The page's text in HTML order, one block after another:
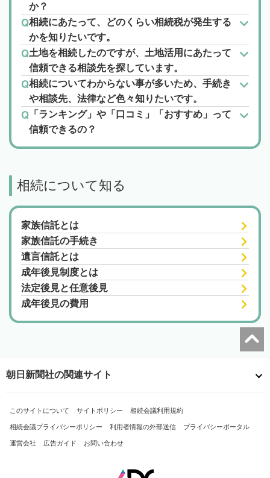
か？
相続にあたって、どのくらい相続税が発生する
かを知りたいです。
土地を相続したのですが、土地活用にあたって
信頼できる相談先を探しています。
相続についてわからない事が多いため、手続き
や相談先、法律など色々知りたいです。
「ランキング」や「口コミ」「おすすめ」って
信頼できるの？
相続について知る
家族信託とは
家族信託の手続き
遺言信託とは
成年後見制度とは
法定後見と任意後見
成年後見の費用
朝日新聞社の関連サイト
このサイトについて サイトポリシー 相続会議利用規約
相続会議プライバシーポリシー 利用者情報の外部送信 プライバシーポータル
運営会社 広告ガイド お問い合わせ